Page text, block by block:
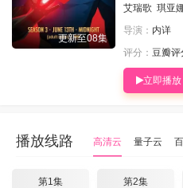
更新至08集
艾瑞歌 琪亚
导演： 内详
评分： 豆瓣评
立即播放
播放线路 高清云 量子云
第1集 第2集